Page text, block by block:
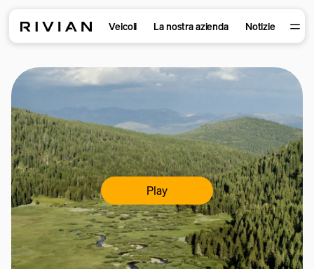
Veicoli La nostra azienda Notizie
Play